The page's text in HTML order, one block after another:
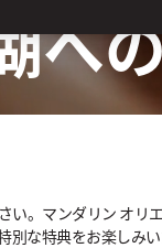
へ
。マンダリン オリ
な特典をお楽しみい